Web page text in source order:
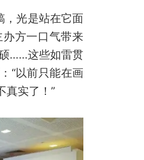
，光是站在它面
方一口气带来
……这些如雷贯
“以前只能在画
真实了！”